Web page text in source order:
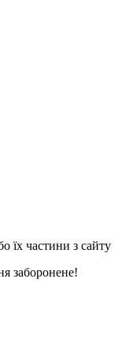
їх частини з сайту
заборонене!